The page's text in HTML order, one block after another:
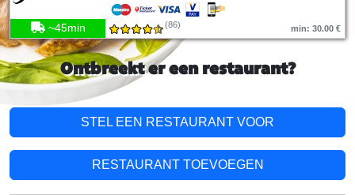
~45min (86) min: 30.00 €
Ontbreekt er een restaurant?
STEL EEN RESTAURANT VOOR
RESTAURANT TOEVOEGEN